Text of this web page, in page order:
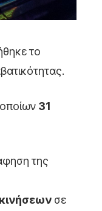
το
31
της
σε